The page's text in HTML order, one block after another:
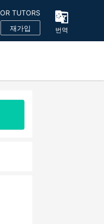
TUTORS
재가입 번역